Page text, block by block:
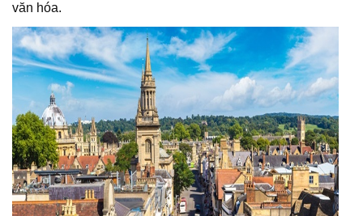
văn hóa.